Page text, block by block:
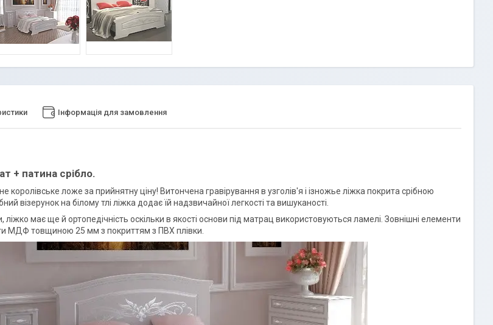
Інформація для замовлення
+ патина срібло.
королівське ложе за прийнятну ціну! Витончена гравірування в узголів'я і ізножье ліжка покрита срібною
візерунок на білому тлі ліжка додає їй надзвичайної легкості та вишуканості.
ліжко має ще й ортопедічність оскільки в якості основи під матрац використовуються ламелі. Зовнішні елементи
МДФ товщиною 25 мм з покриттям з ПВХ плівки.